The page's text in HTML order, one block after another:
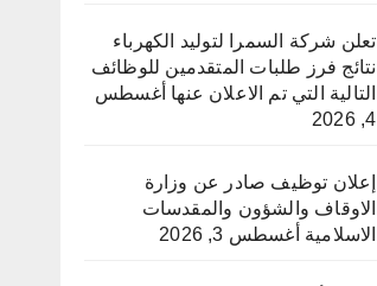
تعلن شركة السمرا لتوليد الكهرباء
نتائج فرز طلبات المتقدمين للوظائف
التالية التي تم الاعلان عنها أغسطس
4, 2026
إعلان توظيف صادر عن وزارة
الاوقاف والشؤون والمقدسات
الاسلامية أغسطس 3, 2026